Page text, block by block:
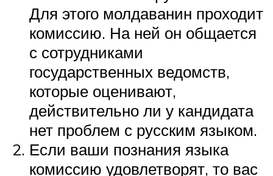
Для этого молдаванин проходит
комиссию. На ней он общается
с сотрудниками
государственных ведомств,
которые оценивают,
действительно ли у кандидата
нет проблем с русским языком.
Если ваши познания языка
комиссию удовлетворят, то вас